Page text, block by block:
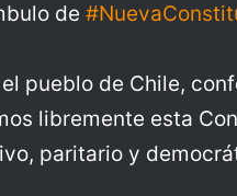
de
pueblo de Chile,
libremente esta
paritario y